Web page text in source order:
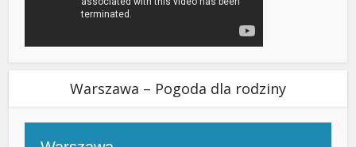
Warszawa – Pogoda dla rodziny